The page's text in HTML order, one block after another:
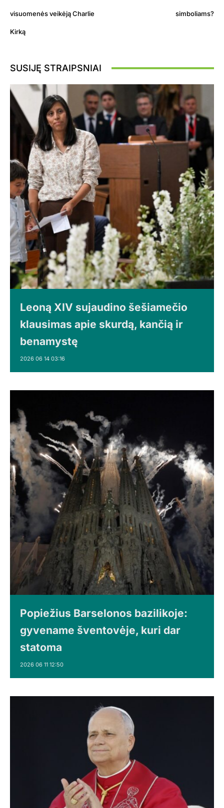
visuomenės veikėją Charlie
Kirką
simboliams?
SUSIJĘ STRAIPSNIAI
Leoną XIV sujaudino šešiamečio
klausimas apie skurdą, kančią ir
benamystę
2026 06 14 03:16
Popiežius Barselonos bazilikoje:
gyvename šventovėje, kuri dar
statoma
2026 06 11 12:50